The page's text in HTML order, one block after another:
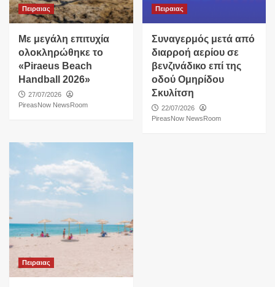
Πειραιας
Με μεγάλη επιτυχία
ολοκληρώθηκε το
«Piraeus Beach
Handball 2026»
27/07/2026
PireasNow NewsRoom
Πειραιας
Συναγερμός μετά από
διαρροή αερίου σε
βενζινάδικο επί της
οδού Ομηρίδου
Σκυλίτση
22/07/2026
PireasNow NewsRoom
Πειραιας